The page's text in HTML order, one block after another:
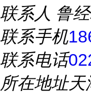
联系人 鲁
联系手机
联系电话
所在地址天